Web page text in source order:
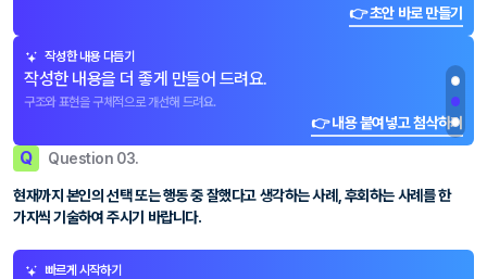
👉 초안 바로 만들기
작성한 내용 다듬기
작성한 내용을 더 좋게 만들어 드려요.
구조와 표현을 구체적으로 개선해 드려요.
👉 내용 붙여넣고 첨삭하기
Q Question 03.
현재까지 본인의 선택 또는 행동 중 잘했다고 생각하는 사례, 후회하는 사례를 한
가지씩 기술하여 주시기 바랍니다.
빠르게 시작하기